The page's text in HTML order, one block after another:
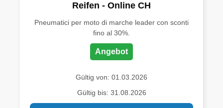
Reifen - Online CH
Pneumatici per moto di marche leader con sconti
fino al 30%.
Angebot
Gültig von: 01.03.2026
Gültig bis: 31.08.2026